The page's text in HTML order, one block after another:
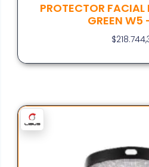
PROTECTOR FACIAL
GREEN W5
$